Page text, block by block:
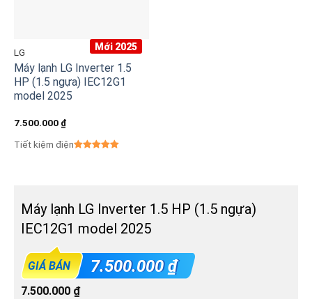
LG
Mới 2025
Máy lạnh LG Inverter 1.5
HP (1.5 ngựa) IEC12G1
model 2025
7.500.000 ₫
Tiết kiệm điện
Máy lạnh LG Inverter 1.5 HP (1.5 ngựa)
IEC12G1 model 2025
GIÁ BÁN 7.500.000₫
7.500.000 ₫